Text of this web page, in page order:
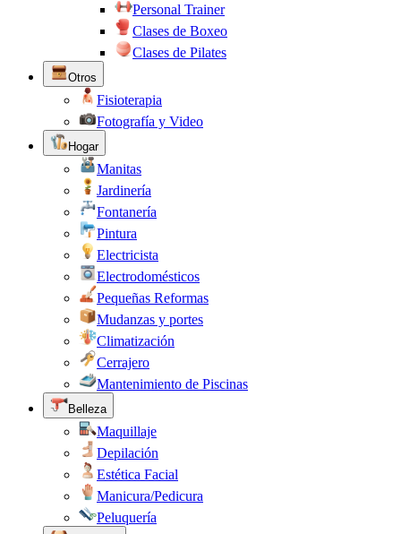
Personal Trainer
Clases de Boxeo
Clases de Pilates
Otros
Fisioterapia
Fotografía y Video
Hogar
Manitas
Jardinería
Fontanería
Pintura
Electricista
Electrodomésticos
Pequeñas Reformas
Mudanzas y portes
Climatización
Cerrajero
Mantenimiento de Piscinas
Belleza
Maquillaje
Depilación
Estética Facial
Manicura/Pedicura
Peluquería